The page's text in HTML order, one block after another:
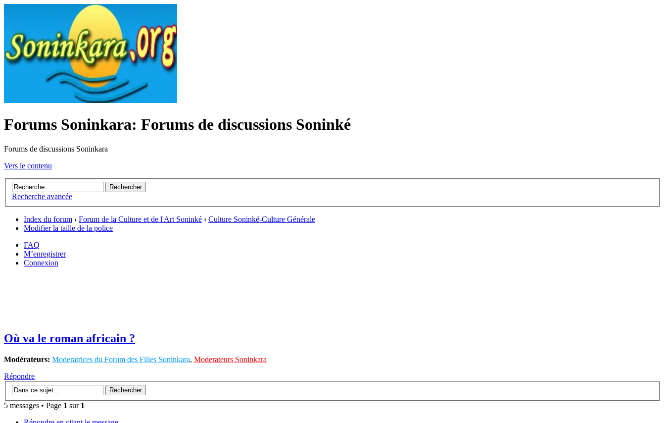
Forums Soninkara: Forums de discussions Soninké
Forums de discussions Soninkara
Vers le contenu
Recherche avancée
Index du forum ‹ Forum de la Culture et de l'Art Soninké ‹ Culture Soninké-Culture Générale
Modifier la taille de la police
FAQ
M’enregistrer
Connexion
Où va le roman africain ?
Modérateurs: Moderatrices du Forum des Filles Soninkara, Moderateurs Soninkara
Répondre
5 messages • Page 1 sur 1